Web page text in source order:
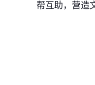
帮互助，营造